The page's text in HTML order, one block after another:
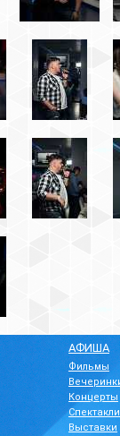
АФИША
Фильмы
Концерты
Спектакли
Выставки